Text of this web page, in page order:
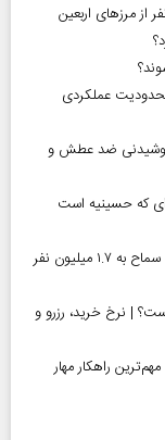
میلیون نفر با محدودیت عملکردی
نوشیدنی ضد عطش و
که حسینیه است
آغاز رسمی برنامه‌های اربعین ۱۴۰۵ در مرز‌ها | ثبت‌نام سماح به ۱.۷ میلیون نفر
زهرا (س) در سال ۱۴۰۵ چقدر است؟ | نرخ خرید، رزرو و
راهکار مهار